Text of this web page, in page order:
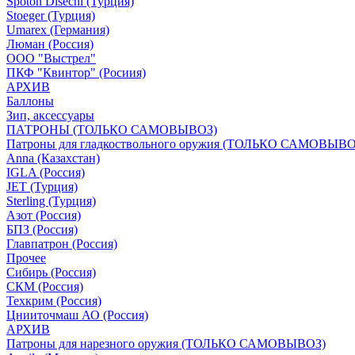
Stoeger (Турция)
Umarex (Германия)
Люман (Россия)
ООО "Выстрел"
ПКФ "Квинтор" (Росиия)
АРХИВ
Баллоны
Зип, аксессуары
ПАТРОНЫ (ТОЛЬКО САМОВЫВОЗ)
Патроны для гладкоствольного оружия (ТОЛЬКО
Anna (Казахстан)
IGLA (Россия)
JET (Турция)
Sterling (Турция)
Азот (Россия)
БПЗ (Россия)
Главпатрон (Россия)
Прочее
Сибирь (Россия)
СКМ (Россия)
Техкрим (Россия)
Цнииточмаш АО (Россия)
АРХИВ
Патроны для нарезного оружия (ТОЛЬКО САМОВЫВОЗ)